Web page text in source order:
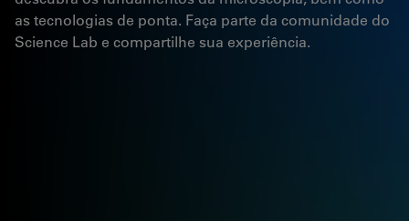
as tecnologias de ponta. Faça parte da comunidade do
Science Lab e compartilhe sua experiência.